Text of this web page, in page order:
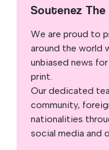
Soutenez
We are proud to
around the world
unbiased news
print.
Our dedicated
community,
nationalities
social media and